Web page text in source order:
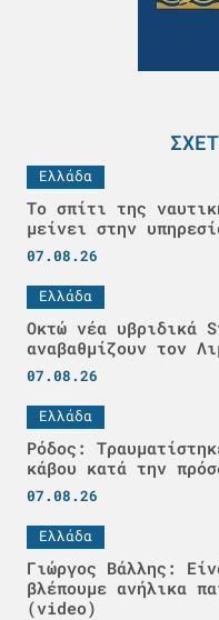
Ελλάδα
Το σπίτι της
μείνει στην
07.08.26
Ελλάδα
Οκτώ νέα
αναβαθμίζουν τον
07.08.26
Ελλάδα
Ρόδος:
κάβου κατά την
07.08.26
Ελλάδα
Γιώργος Βάλλης:
βλέπουμε ανήλικα
(video)